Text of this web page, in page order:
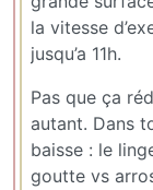
la vitesse
jusqu’a 11h.
Pas que ça
autant. Dans
baisse : le
goutte vs